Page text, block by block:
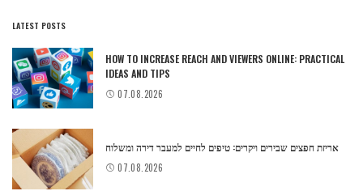
LATEST POSTS
HOW TO INCREASE REACH AND VIEWERS ONLINE: PRACTICAL
IDEAS AND TIPS
07.08.2026
אריזת חפצים שבירים ויקרים: טיפים לחיים למעבר דירה ומשלוח
07.08.2026